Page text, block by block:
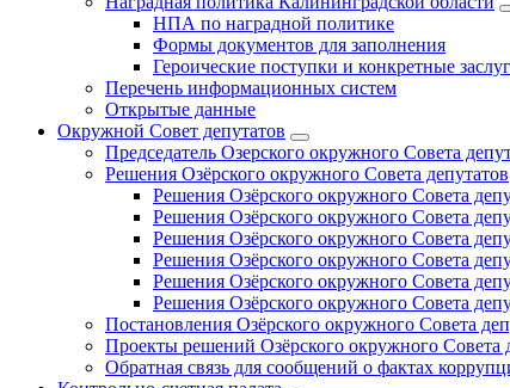
НПА по наградной политике
Формы документов для заполнения
Героические поступки и конкретные
Перечень информационных систем
Открытые данные
Окружной Совет депутатов
Председатель Озерского окружного Совета
Решения Озёрского окружного Совета депутатов
Решения Озёрского окружного Совета
Решения Озёрского окружного Совета
Решения Озёрского окружного Совета
Решения Озёрского окружного Совета
Решения Озёрского окружного Совета
Решения Озёрского окружного Совета
Постановления Озёрского окружного Совета
Проекты решений Озёрского окружного Совета
Обратная связь для сообщений о фактах